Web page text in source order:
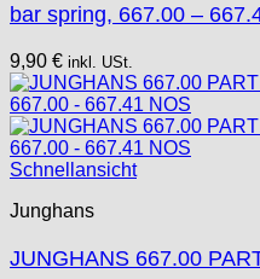
bar spring, 667.00 –
9,90 € inkl. USt.
Schnellansicht
Junghans
JUNGHANS 667.00